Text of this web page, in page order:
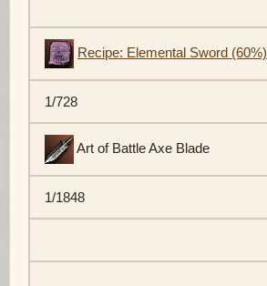
Recipe: Elemental Sword (60%)
1/728
Art of Battle Axe Blade
1/1848